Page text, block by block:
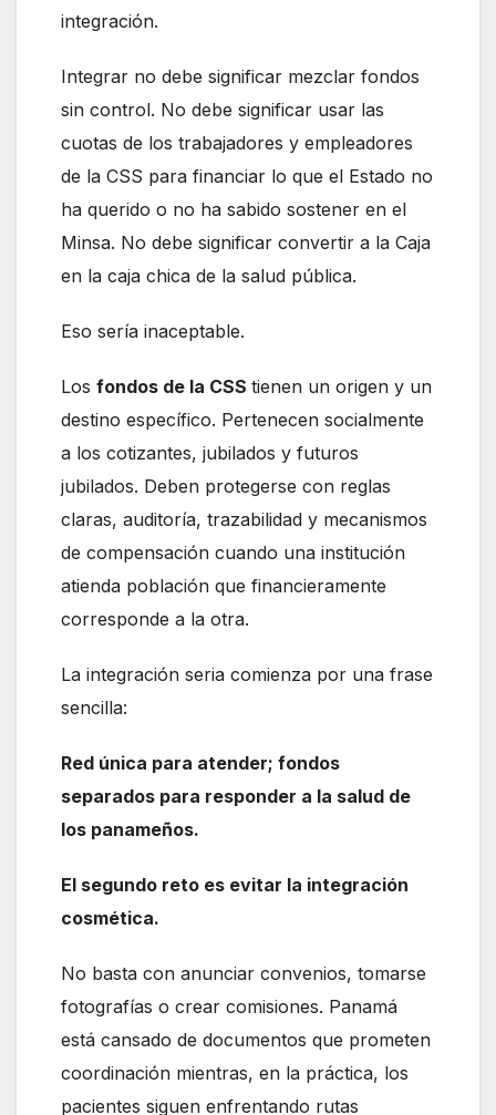
integración.
Integrar no debe significar mezclar fondos
sin control. No debe significar usar las
cuotas de los trabajadores y empleadores
de la CSS para financiar lo que el Estado no
ha querido o no ha sabido sostener en el
Minsa. No debe significar convertir a la Caja
en la caja chica de la salud pública.
Eso sería inaceptable.
Los fondos de la CSS tienen un origen y un
destino específico. Pertenecen socialmente
a los cotizantes, jubilados y futuros
jubilados. Deben protegerse con reglas
claras, auditoría, trazabilidad y mecanismos
de compensación cuando una institución
atienda población que financieramente
corresponde a la otra.
La integración seria comienza por una frase
sencilla:
Red única para atender; fondos
separados para responder a la salud de
los panameños.
El segundo reto es evitar la integración
cosmética.
No basta con anunciar convenios, tomarse
fotografías o crear comisiones. Panamá
está cansado de documentos que prometen
coordinación mientras, en la práctica, los
pacientes siguen enfrentando rutas